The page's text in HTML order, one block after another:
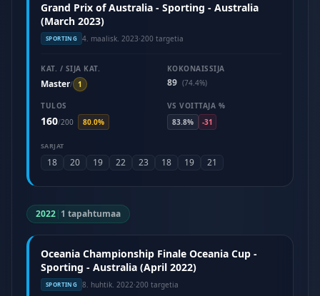
Grand Prix of Australia - Sporting - Australia
(March 2023)
SPORTING 4. maalisk. 2023·200 targetia
KAT. / SIJA KAT.
Master/ 1
KOKONAISSIJA
89 (74.4%)
TULOS
160/200 80.0%
VS VOITTAJA %
83.8%
-31
SARJAT
18 20 19 22 23 18 19 21
2022| 1 tapahtumaa
Oceania Championship Finale Oceania Cup -
Sporting - Australia (April 2022)
SPORTING 8. huhtik. 2022·200 targetia